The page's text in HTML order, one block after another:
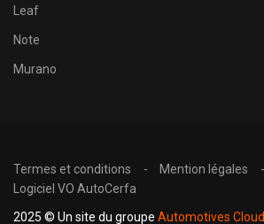
Leaf
Note
Murano
Termes et conditions
Mention légales
Logiciel VO AutoCerfa
2025 © Un site du groupe Automotives Cloud